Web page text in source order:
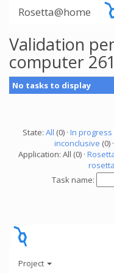
Rosetta@home
Validation
computer
No tasks to display
State: All (0) · In progress
inconclusive (0) ·
Application: All (0) ·
Task name:
Project